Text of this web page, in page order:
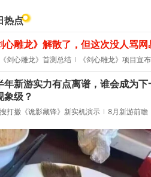
热点
心雕龙》解散了，但这次没人骂网
剑心雕龙》首测总结 《剑心雕龙》项目宣布
年新游实力有点离谱，谁会成为下
象级？
打撤《诡影藏锋》新实机演示 8月新游前瞻：《诡秘之主》领